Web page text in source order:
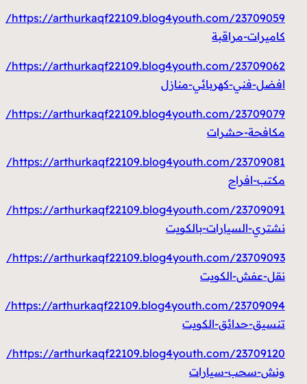
https://arthurkaqf22109.blog4youth.com/23709059/
كاميرات-مراقبة
https://arthurkaqf22109.blog4youth.com/23709062/
افضل-فني-كهربائي-منازل
https://arthurkaqf22109.blog4youth.com/23709079/
مكافحة-حشرات
https://arthurkaqf22109.blog4youth.com/23709081/
مكتب-افراح
https://arthurkaqf22109.blog4youth.com/23709091/
نشتري-السيارات-بالكويت
https://arthurkaqf22109.blog4youth.com/23709093/
نقل-عفش-الكويت
https://arthurkaqf22109.blog4youth.com/23709094/
تنسيق-حدائق-الكويت
https://arthurkaqf22109.blog4youth.com/23709120/
ونش-سحب-سيارات